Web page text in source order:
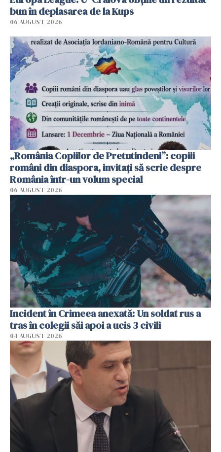
bun în deplasarea de la Kups
06 AUGUST 2026
„România Copiilor de Pretutindeni”: copiii
români din diaspora, invitați să scrie despre
România într-un volum special
06 AUGUST 2026
Incident în Crimeea anexată: Un soldat rus a
tras în colegii săi apoi a ucis 3 civili
04 AUGUST 2026